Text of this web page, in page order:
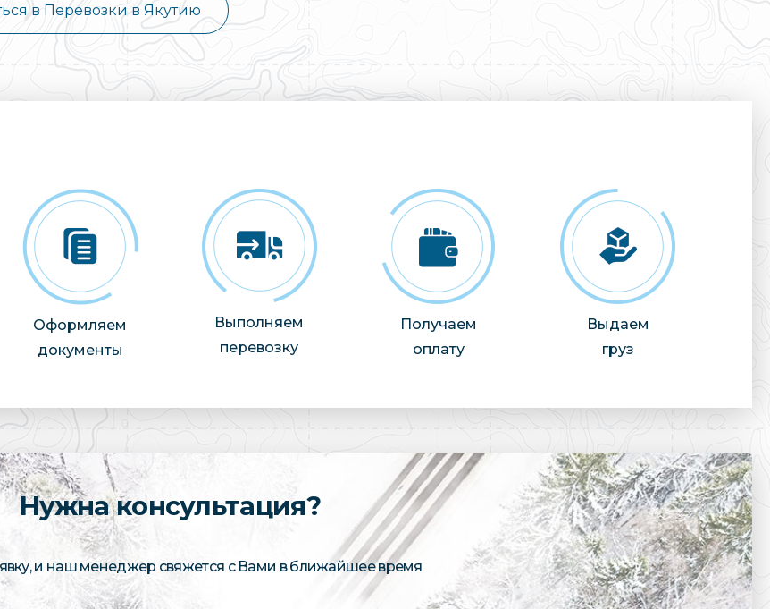
в Перевозки в Якутию
Оформляем
документы
Выполняем
перевозку
Получаем
оплату
Выдаем
груз
Нужна консультация?
и наш менеджер свяжется с Вами в ближайшее время